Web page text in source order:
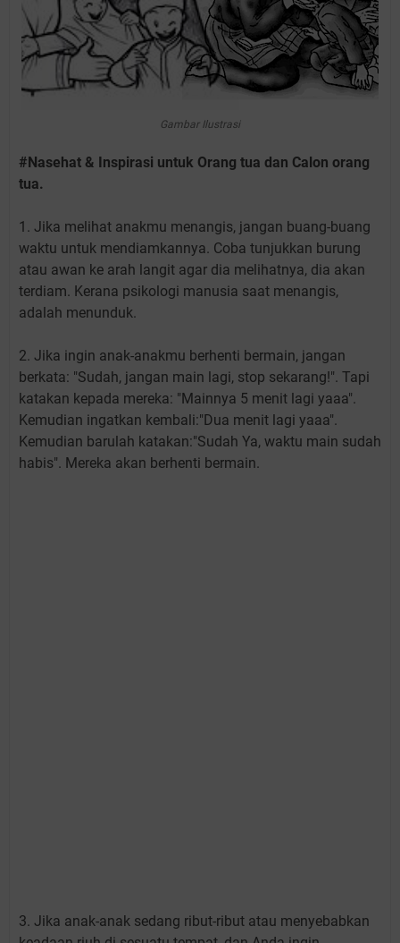
Gambar Ilustrasi
#Nasehat & Inspirasi untuk Orang tua dan Calon orang
tua.
1. Jika melihat anakmu menangis, jangan buang-buang
waktu untuk mendiamkannya. Coba tunjukkan burung
atau awan ke arah langit agar dia melihatnya, dia akan
terdiam. Kerana psikologi manusia saat menangis,
adalah menunduk.
2. Jika ingin anak-anakmu berhenti bermain, jangan
berkata: "Sudah, jangan main lagi, stop sekarang!". Tapi
katakan kepada mereka: "Mainnya 5 menit lagi yaaa".
Kemudian ingatkan kembali:"Dua menit lagi yaaa".
Kemudian barulah katakan:"Sudah Ya, waktu main sudah
habis". Mereka akan berhenti bermain.
3. Jika anak-anak sedang ribut-ribut atau menyebabkan